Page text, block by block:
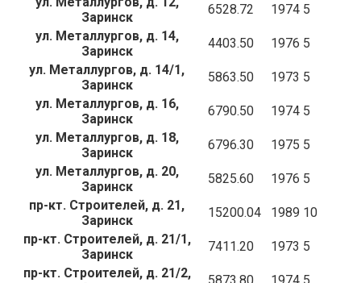
Заринск
6528.72 1974 5
ул. Металлургов, д. 14,
Заринск
4403.50 1976 5
ул. Металлургов, д. 14/1,
Заринск
5863.50 1973 5
ул. Металлургов, д. 16,
Заринск
6790.50 1974 5
ул. Металлургов, д. 18,
Заринск
6796.30 1975 5
ул. Металлургов, д. 20,
Заринск
5825.60 1976 5
пр-кт. Строителей, д. 21,
Заринск
15200.04 1989 10
пр-кт. Строителей, д. 21/1,
Заринск
7411.20 1973 5
пр-кт. Строителей, д. 21/2,